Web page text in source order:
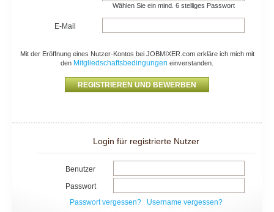
Wählen Sie ein mind. 6 stelliges Passwort
E-Mail
Mit der Eröffnung eines Nutzer-Kontos bei JOBMIXER.com erkläre ich mich mit
den Mitgliedschaftsbedingungen einverstanden.
Login für registrierte Nutzer
Benutzer
Passwort
Passwort vergessen?
Username vergessen?